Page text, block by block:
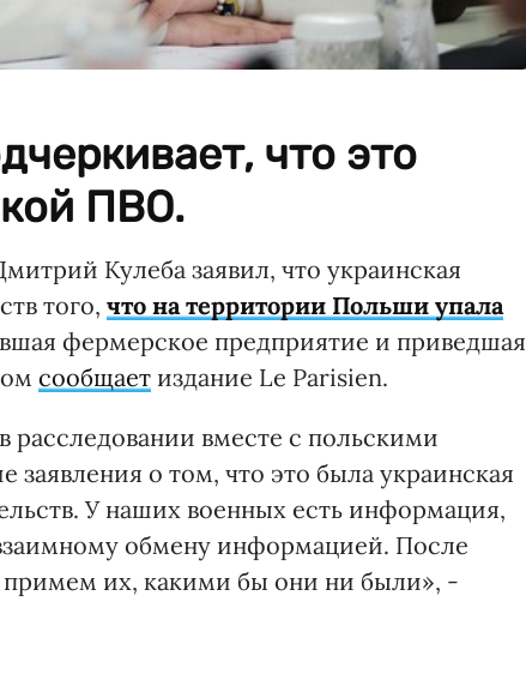
что это
ПВО.
Кулеба заявил, что украинская
того, что на территории Польши упала
фермерское предприятие и приведшая
сообщает издание Le Parisien.
вместе с польскими
о том, что это была украинская
У наших военных есть информация,
обмену информацией. После
их, какими бы они ни были», -